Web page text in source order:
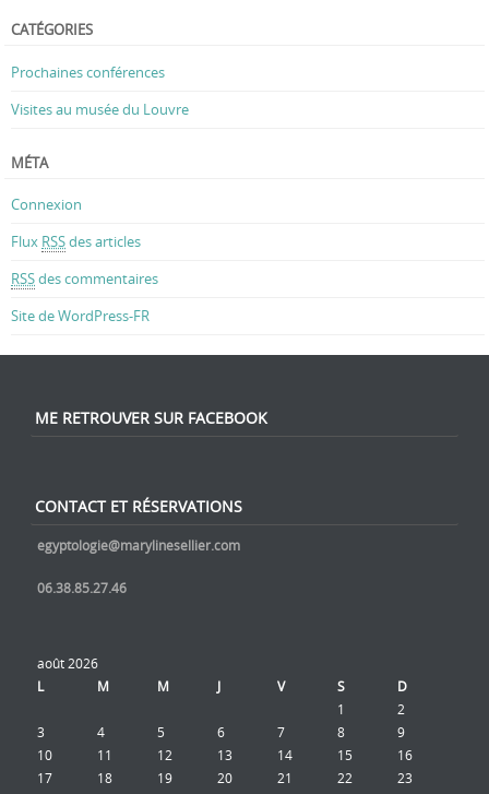
CATÉGORIES
Prochaines conférences
Visites au musée du Louvre
MÉTA
Connexion
Flux RSSdes articles
RSSdes commentaires
Site de WordPress-FR
ME RETROUVER SUR FACEBOOK
CONTACT ET RÉSERVATIONS
egyptologie@marylinesellier.com
06.38.85.27.46
août 2026
L
M M J V S
D
1
2
3
4 5 6 7 8
9
10
11 12 13 14 15
16
17
18 19 20 21 22
23